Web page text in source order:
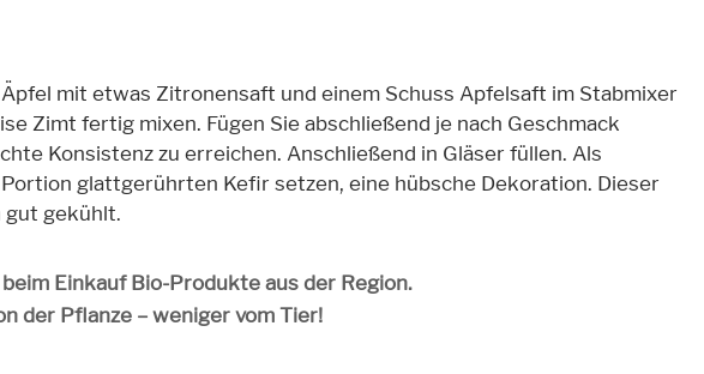
mit etwas Zitronensaft und einem Schuss Apfelsaft im Stabmixer
Zimt fertig mixen. Fügen Sie abschließend je nach Geschmack
Konsistenz zu erreichen. Anschließend in Gläser füllen. Als
glattgerührten Kefir setzen, eine hübsche Dekoration. Dieser
gut gekühlt.
Einkauf Bio-Produkte aus der Region.
der Pflanze – weniger vom Tier!